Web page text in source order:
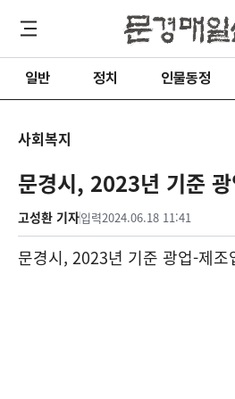
일반 정치 인물동정
사회복지
문경시, 2023년 기준
고성환 기자입력2024.06.18 11:41
문경시, 2023년 기준 광업-제조